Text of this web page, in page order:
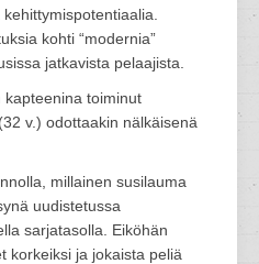
kohti “modernia”
jatkavista pelaajista.
kapteenina toiminut
v.) odottaakin nälkäisenä
millainen susilauma
uudistetussa
sarjatasolla. Eiköhän
korkeiksi ja jokaista peliä